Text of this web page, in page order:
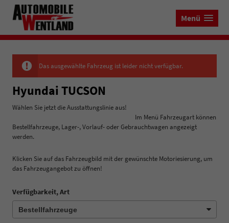
Menü
Das ausgewählte Fahrzeug ist leider nicht verfügbar.
Hyundai TUCSON
Wählen Sie jetzt die Ausstattungslinie aus!
Im Menü Fahrzeugart können
Bestellfahrzeuge, Lager-, Vorlauf- oder Gebrauchtwagen angezeigt
werden.
Klicken Sie auf das Fahrzeugbild mit der gewünschte Motoriesierung, um
das Fahrzeugangebot zu öffnen!
Verfügbarkeit, Art